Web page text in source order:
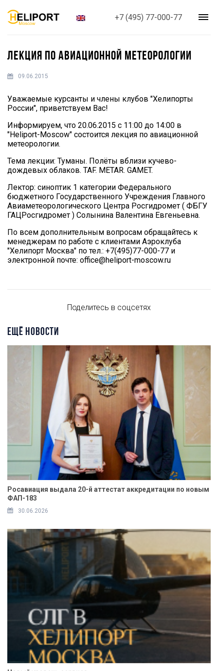
+7 (495) 77-000-77
ЛЕКЦИЯ ПО АВИАЦИОННОЙ МЕТЕОРОЛОГИИ
09.06.2015
Уважаемые курсанты и члены клубов "Хелипорты
России", приветствуем Вас!
Информируем, что 20.06.2015 с 11:00 до 14:00 в
"Heliport-Moscow" состоится лекция по авиационной
метеорологии.
Тема лекции: Туманы. Полёты вблизи кучево-
дождевых облаков. TAF. METAR. GAMET.
Лектор: синоптик 1 категории Федерального
бюджетного Государственного Учреждения Главного
Авиаметеорологического Центра Росгидромет ( ФБГУ
ГАЦРосгидромет ) Солынина Валентина Евгеньевна.
По всем дополнительным вопросам обращайтесь к
менеджерам по работе с клиентами Аэроклуба
"Хелипорт Москва" по тел.: +7(495)77-000-77 и
электронной почте: office@heliport-moscow.ru
Поделитесь в соцсетях
ЕЩЁ НОВОСТИ
Росавиация выдала 20-й аттестат аккредитации по новым
ФАП-183
30.06.2026